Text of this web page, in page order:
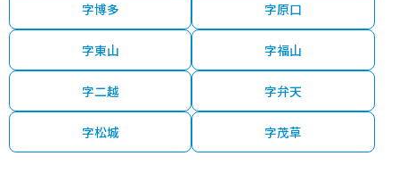
字博多 字原口
字東山 字福山
字二越 字弁天
字松城 字茂草